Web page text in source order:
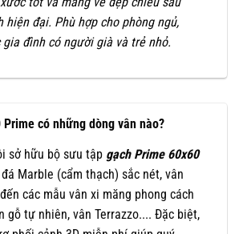
hiện đại. Phù hợp cho phòng ngủ,
gia đình có người già và trẻ nhỏ.
Prime có những dòng vân nào?
sở hữu bộ sưu tập gạch Prime 60x60
Marble (cẩm thạch) sắc nét, vân
các mẫu vân xi măng phong cách
gỗ tự nhiên, vân Terrazzo.... Đặc biệt,